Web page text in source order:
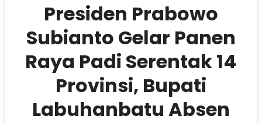
Presiden Prabowo
Subianto Gelar Panen
Raya Padi Serentak 14
Provinsi, Bupati
Labuhanbatu Absen